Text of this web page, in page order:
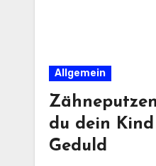
Allgemein
du dein
Geduld